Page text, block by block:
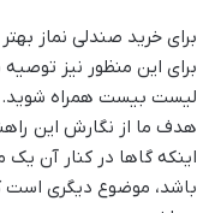
برای خرید صندلی نماز
برای این منظور نیز
لیست بیست همراه شوید.
هدف ما از نگارش این
اینکه گاها در کنار آن یک
باشد، موضوع دیگری است